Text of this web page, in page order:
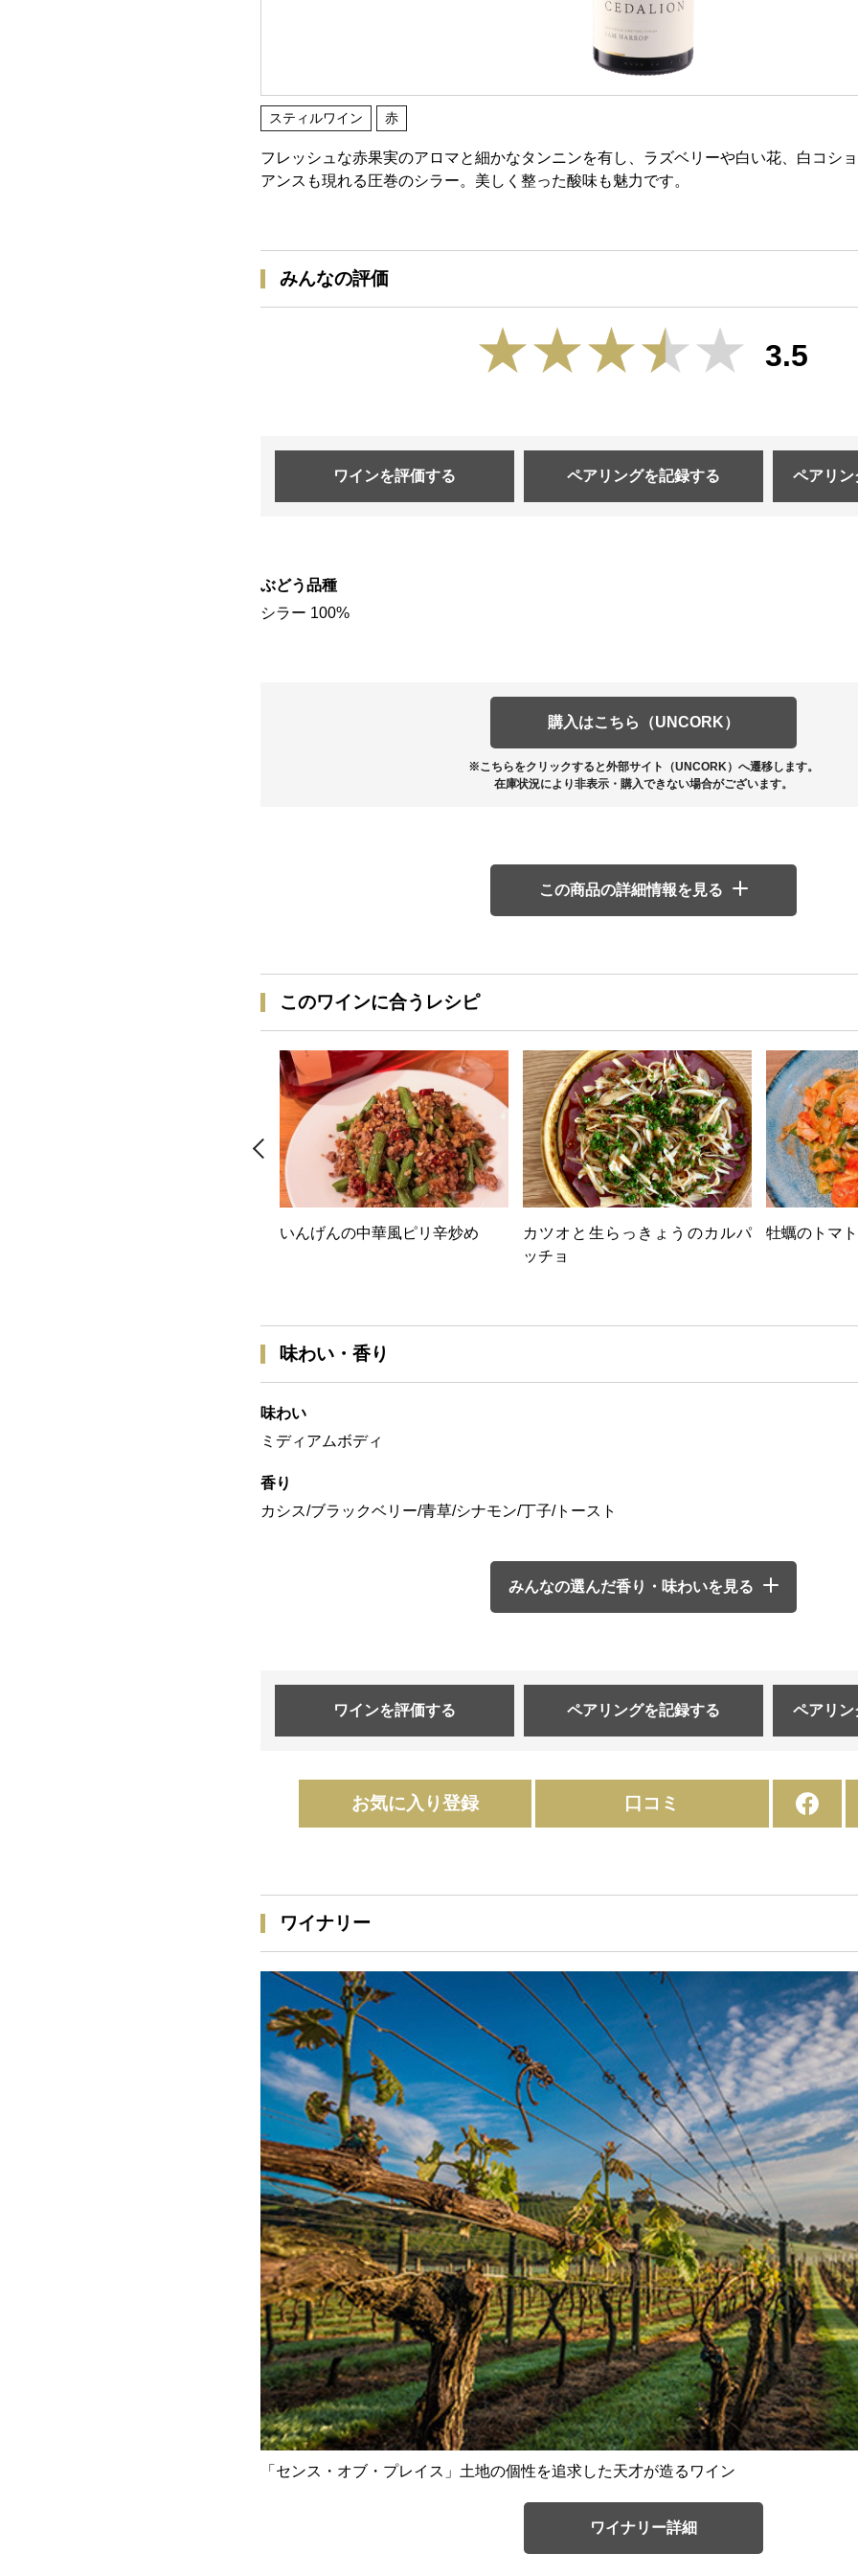
スティルワイン 赤
フレッシュな赤果実のアロマと細かなタンニンを有し、ラズベリーや白い花、白コシ
アンスも現れる圧巻のシラー。美しく整った酸味も魅力です。
みんなの評価
3.5
ワインを評価する ペアリングを記録する ペアリン
ぶどう品種
シラー 100%
購入はこちら（UNCORK）
※こちらをクリックすると外部サイト（UNCORK）へ遷移します。
在庫状況により非表示・購入できない場合がございます。
この商品の詳細情報を見る
このワインに合うレシピ
いんげんの中華風ピリ辛炒め
カツオと生らっきょうのカルパ
ッチョ
牡蠣のトマ
味わい・香り
味わい
ミディアムボディ
香り
カシス/ブラックベリー/青草/シナモン/丁子/トースト
みんなの選んだ香り・味わいを見る
ワインを評価する ペアリングを記録する ペアリン
お気に入り登録 口コミ
ワイナリー
「センス・オブ・プレイス」土地の個性を追求した天才が造るワイン
ワイナリー詳細